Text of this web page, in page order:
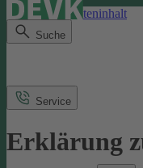
Direkt zum Seiteninhalt
Suche
Service
Erklärung